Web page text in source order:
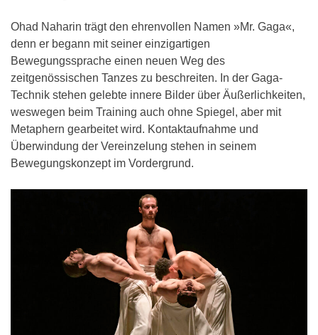
Ohad Naharin trägt den ehrenvollen Namen »Mr. Gaga«,
denn er begann mit seiner einzigartigen
Bewegungssprache einen neuen Weg des
zeitgenössischen Tanzes zu beschreiten. In der Gaga-
Technik stehen gelebte innere Bilder über Äußerlichkeiten,
weswegen beim Training auch ohne Spiegel, aber mit
Metaphern gearbeitet wird. Kontaktaufnahme und
Überwindung der Vereinzelung stehen in seinem
Bewegungskonzept im Vordergrund.